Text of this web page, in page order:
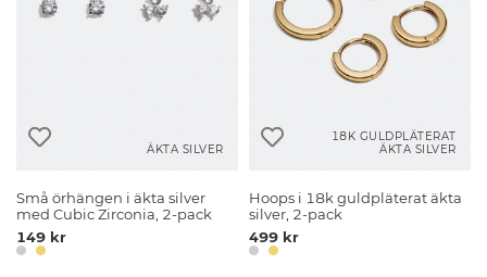
ÄKTA SILVER
Små örhängen i äkta silver
med Cubic Zirconia, 2-pack
149 kr
18K GULDPLÄTERAT
ÄKTA SILVER
Hoops i 18k guldpläterat äkta
silver, 2-pack
499 kr